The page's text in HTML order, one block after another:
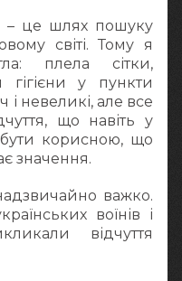
– це шлях пошуку
світі. Тому я
плела сітки,
гігієни у пункти
і невеликі, але все
що навіть у
корисною, що
значення.
важко.
воїнів і
відчуття